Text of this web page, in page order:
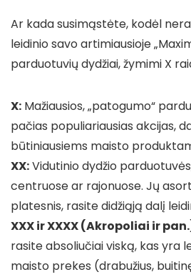
Ar kada susimąstėte, kodėl
leidinio savo artimiausioje
parduotuvių dydžiai, žymimi X
X: Mažiausios, „patogumo“
pačias populiariausias akcijas,
būtiniausiems maisto
XX:Vidutinio dydžio
centruose ar rajonuose. Jų
platesnis, rasite didžiąją dalį
XXX ir XXXX (Akropoliai ir
rasite absoliučiai viską, kas yra
maisto prekes (drabužius,